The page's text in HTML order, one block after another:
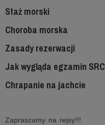
Staż morski
Choroba morska
Zasady rezerwacji
Jak wygląda egzamin SRC
Chrapanie na jachcie
Zapraszamy na rejsy!!!